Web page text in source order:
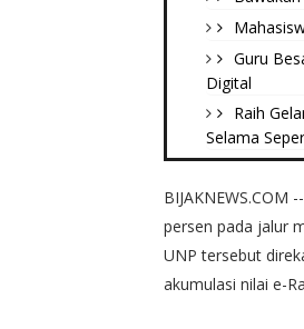
Guru
Digital
Raih
Selama
persen pada jalur
UNP tersebut
akumulasi nilai e-